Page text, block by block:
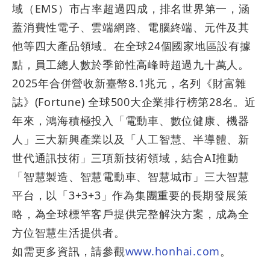
域（ EMS ）市占率超過四成，排名世界第一，涵
蓋消費性電子、雲端網路、電腦終端、元件及其
他等四大產品領域。在全球24個國家地區設有據
點，員工總人數於季節性高峰時超過九十萬人。
2025年合併營收新臺幣8.1兆元，名列《財富雜
誌》 (Fortune) 全球500大企業排行榜第28名。近
年來，鴻海積極投入「電動車、數位健康、機器
人」三大新興產業以及「人工智慧、半導體、新
世代通訊技術」三項新技術領域，結合AI推動
「智慧製造、智慧電動車、智慧城市」三大智慧
平台，以「3+3+3 」作為集團重要的長期發展策
略，為全球標竿客戶提供完整解決方案，成為全
方位智慧生活提供者。
如需更多資訊，請參觀www.honhai.com。